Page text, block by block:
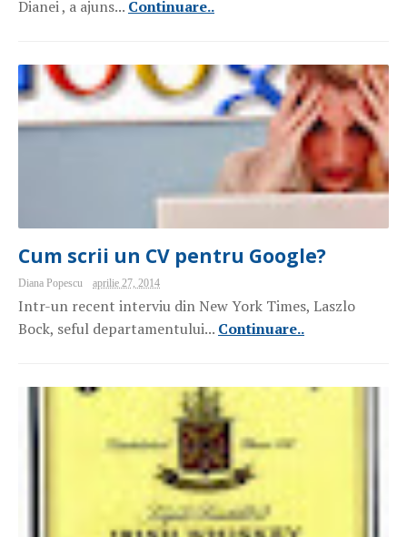
Dianei , a ajuns... Continuare..
Cum scrii un CV pentru Google?
Diana Popescu aprilie 27, 2014
Intr-un recent interviu din New York Times, Laszlo
Bock, seful departamentului... Continuare..